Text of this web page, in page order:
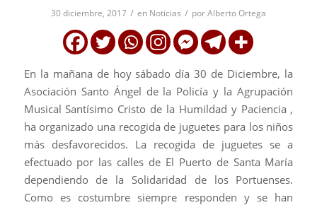
30 diciembre, 2017 / en Noticias / porAlberto Ortega
En la mañana de hoy sábado día 30 de Diciembre, la
Asociación Santo Ángel de la Policía y la Agrupación
Musical Santísimo Cristo de la Humildad y Paciencia ,
ha organizado una recogida de juguetes para los niños
más desfavorecidos. La recogida de juguetes se a
efectuado por las calles de El Puerto de Santa María
dependiendo de la Solidaridad de los Portuenses.
Como es costumbre siempre responden y se han